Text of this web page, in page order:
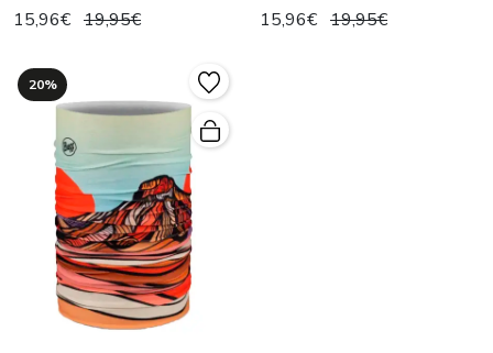
15,96€ 19,95€ 15,96€ 19,95€
20%